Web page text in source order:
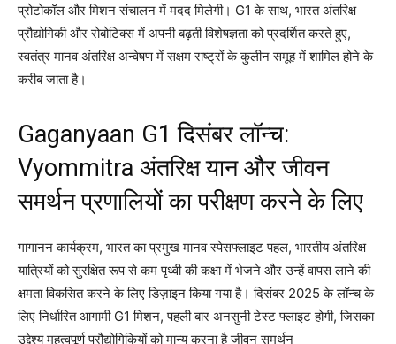
प्रोटोकॉल और मिशन संचालन में मदद मिलेगी। G1 के साथ, भारत अंतरिक्ष
प्रौद्योगिकी और रोबोटिक्स में अपनी बढ़ती विशेषज्ञता को प्रदर्शित करते हुए,
स्वतंत्र मानव अंतरिक्ष अन्वेषण में सक्षम राष्ट्रों के कुलीन समूह में शामिल होने के
करीब जाता है।
Gaganyaan G1 दिसंबर लॉन्च:
Vyommitra अंतरिक्ष यान और जीवन
समर्थन प्रणालियों का परीक्षण करने के लिए
गागानन कार्यक्रम, भारत का प्रमुख मानव स्पेसफ्लाइट पहल, भारतीय अंतरिक्ष
यात्रियों को सुरक्षित रूप से कम पृथ्वी की कक्षा में भेजने और उन्हें वापस लाने की
क्षमता विकसित करने के लिए डिज़ाइन किया गया है। दिसंबर 2025 के लॉन्च के
लिए निर्धारित आगामी G1 मिशन, पहली बार अनसुनी टेस्ट फ्लाइट होगी, जिसका
उद्देश्य महत्वपूर्ण प्रौद्योगिकियों को मान्य करना है जीवन समर्थन